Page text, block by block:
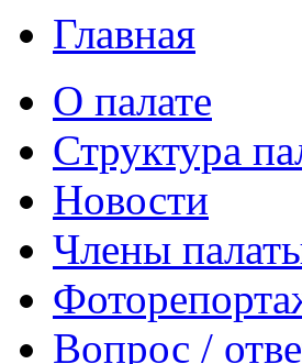
Главная
О палате
Структура
Новости
Члены
Вопрос /